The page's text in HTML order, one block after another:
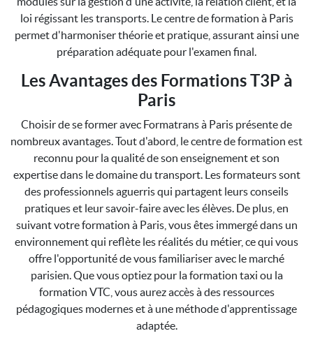
loi régissant les transports. Le centre de formation à Paris
permet d'harmoniser théorie et pratique, assurant ainsi une
préparation adéquate pour l'examen final.
Les Avantages des Formations T3P à
Paris
Choisir de se former avec Formatrans à Paris présente de
nombreux avantages. Tout d'abord, le centre de formation est
reconnu pour la qualité de son enseignement et son
expertise dans le domaine du transport. Les formateurs sont
des professionnels aguerris qui partagent leurs conseils
pratiques et leur savoir-faire avec les élèves. De plus, en
suivant votre formation à Paris, vous êtes immergé dans un
environnement qui reflète les réalités du métier, ce qui vous
offre l'opportunité de vous familiariser avec le marché
parisien. Que vous optiez pour la formation taxi ou la
formation VTC, vous aurez accès à des ressources
pédagogiques modernes et à une méthode d'apprentissage
adaptée.